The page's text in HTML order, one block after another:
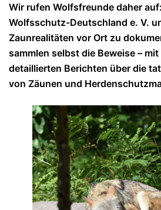
Wir rufen Wolfsfreunde daher
Wolfsschutz-Deutschland e. V.
Zaunrealitäten vor Ort zu
sammlen selbst die Beweise –
detaillierten Berichten über die
von Zäunen und